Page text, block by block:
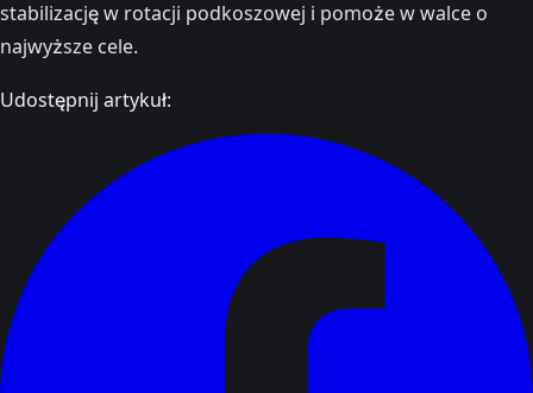
stabilizację w rotacji podkoszowej i pomoże w walce o
najwyższe cele.
Udostępnij artykuł: